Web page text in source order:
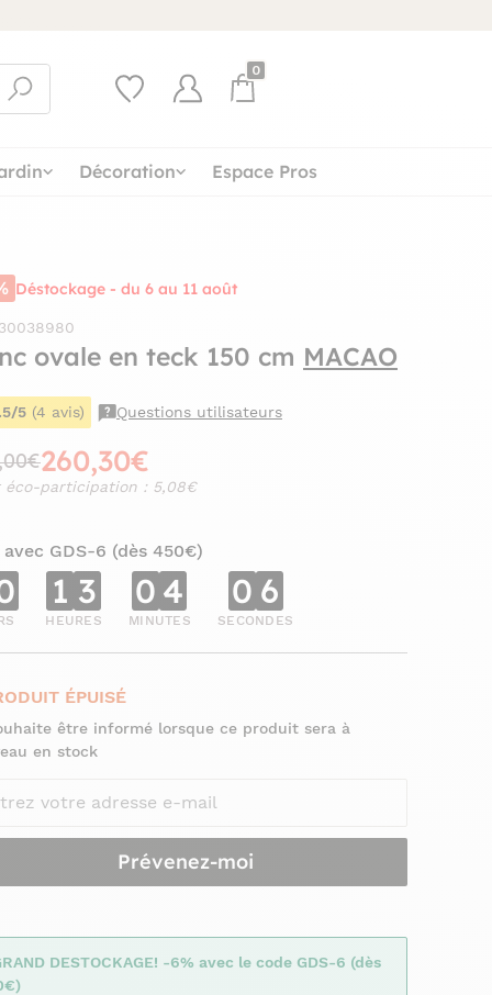
0
Décoration Espace Pros
Déstockage - du 6 au 11 août
ovale en teck 150 cm MACAO
5 (4 avis) Questions utilisateurs
260,30€
éco-participation : 5,08€
GDS-6 (dès 450€)
1 3
HEURES
0 4
MINUTES
0 4
SECONDES
ÉPUISÉ
être informé lorsque ce produit sera à
en stock
Prévenez-moi
DESTOCKAGE! -6% avec le code GDS-6 (dès